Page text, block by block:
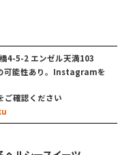
4-5-2 エンゼル天満103
可能性あり。Instagramを
確認ください